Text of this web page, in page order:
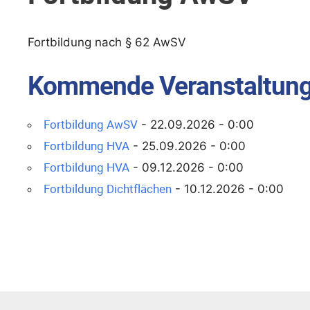
Fortbildung nach § 62 AwSV
Kommende
Fortbildung AwSV - 22.09.2026 - 0:00
Fortbildung HVA - 25.09.2026 - 0:00
Fortbildung HVA - 09.12.2026 - 0:00
Fortbildung Dichtflächen - 10.12.2026 - 0:00